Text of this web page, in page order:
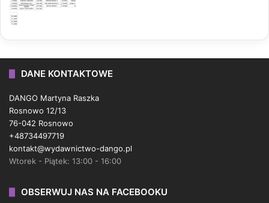
DANE KONTAKTOWE
DANGO Martyna Raszka
Rosnowo 12/13
76-042 Rosnowo
+48734497719
kontakt@wydawnictwo-dango.pl
Wtorek - Piątek: 13:00 - 16:00
OBSERWUJ NAS NA FACEBOOKU